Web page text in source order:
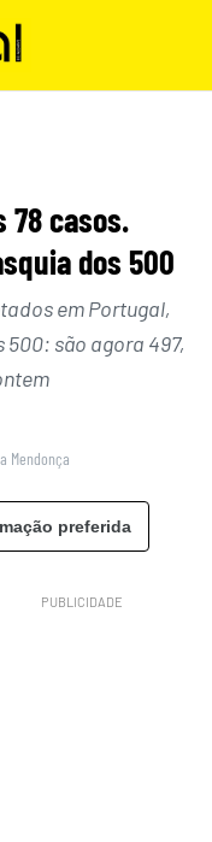
78 casos.
dos 500
em Portugal,
são agora 497,
Mendonça
preferida